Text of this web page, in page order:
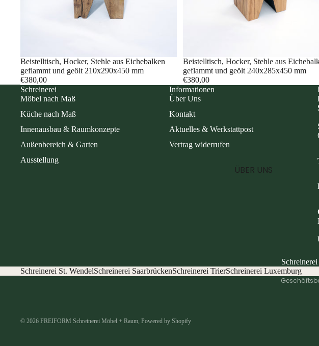
ÜBER UNS
Beistelltisch, Hocker, Stehle aus Eichebalken
geflammt und geölt 210x290x450 mm
€380,00
Beistelltisch, Hocker, Stehle aus
geflammt und geölt 240x285x450 mm
€380,00
Schreinerei
Möbel nach Maß
Küche nach Maß
Innenausbau & Raumkonzepte
Außenbereich & Garten
Ausstellung
Informationen
Über Uns
Kontakt
Aktuelles & Werkstattpost
Vertrag widerrufen
Schreinerei St. WendelSchreinerei SaarbrückenSchreinerei TrierSchreinerei Luxemburg
© 2026 FREIFORM Schreinerei Möbel + Raum , Powered by Shopify
Impressum